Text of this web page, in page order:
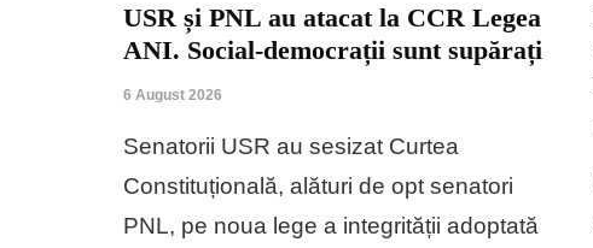
USR și PNL au atacat la CCR Legea
ANI. Social-democrații sunt supărați
6 August 2026
Senatorii USR au sesizat Curtea
Constituțională, alături de opt senatori
PNL, pe noua lege a integrității adoptată